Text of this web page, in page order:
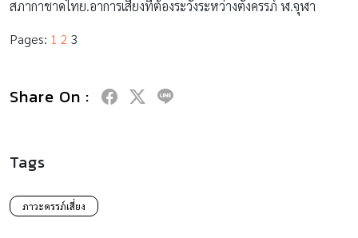
สภากาชาดไทย.อาการเสี่ยงที่ต้องระวังระหว่างตั้งครรภ์ ฬ.จุฬา
Pages: 1 2 3
Share On :
Tags
ภาวะครรภ์เสี่ยง